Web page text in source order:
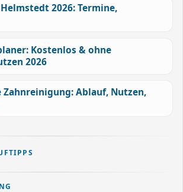
2026: Termine,
Kostenlos & ohne
2026
Zahnreinigung: Ablauf, Nutzen,